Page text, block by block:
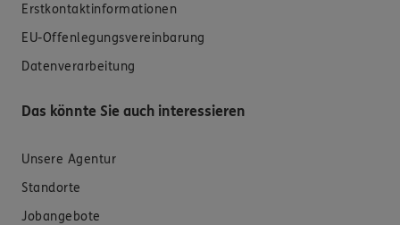
Erstkontaktinformationen
EU-Offenlegungsvereinbarung
Datenverarbeitung
Das könnte Sie auch interessieren
Unsere Agentur
Standorte
Jobangebote